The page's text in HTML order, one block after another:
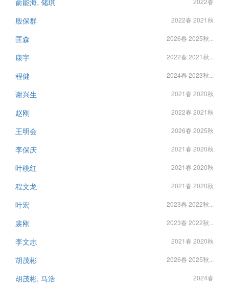
俞能海, 储琪
殷保群 2022春 2021秋
匡森 2026春 2025秋...
康宇 2022春 2021秋...
程健 2024春 2023秋...
谢兴生 2021春 2020秋
赵刚 2022春 2021秋
王明会 2026春 2025秋
李保庆 2021春 2020秋
叶桃红 2021春 2020秋
程文龙 2021春 2020秋
叶宏 2023春 2022秋...
裴刚 2023春 2022秋...
李文志 2021春 2020秋
胡茂彬 2026春 2025秋...
胡茂彬, 马浩 2024春